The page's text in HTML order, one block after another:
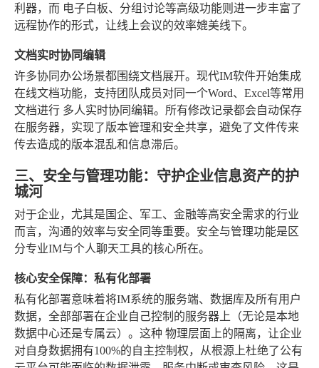
利器，而 电子白板、分组讨论等高级功能则进一步丰富了
远程协作的形式，让线上会议的效率媲美线下。
文档实时协同编辑
许多协同办公场景都围绕文档展开。现代IM软件开始集成
在线文档功能，支持团队成员对同一个Word、Excel等常用
文档进行 多人实时协同编辑。所有修改记录都会自动保存
在服务器，实现了版本管理和安全共享，避免了文件传来
传去造成的版本混乱和信息滞后。
三、安全与管理功能：守护企业信息资产的护
城河
对于企业，尤其是国企、军工、金融等高安全需求的行业
而言，沟通的效率与安全同等重要。安全与管理功能是区
分专业IM与个人聊天工具的核心所在。
核心安全保障：私有化部署
私有化部署意味着将IM系统的服务端、数据库及所有用户
数据，全部部署在企业自己控制的服务器上（无论是本地
数据中心还是专属云）。这种 物理层面上的隔离，让企业
对自身数据拥有100%的自主控制权，从根源上杜绝了公有